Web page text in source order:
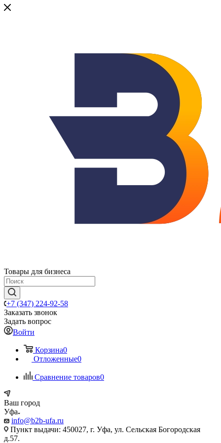
Товары для бизнеса
+7 (347) 224-92-58
Заказать звонок
Задать вопрос
Войти
Корзина0
Отложенные0
Сравнение товаров0
Ваш город
Уфа
info@b2b-ufa.ru
Пункт выдачи: 450027, г. Уфа, ул. Сельская Богородская
д.57.